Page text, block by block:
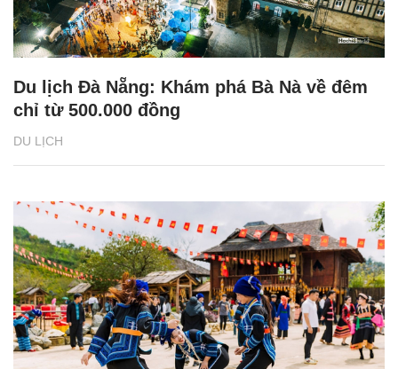
DU LỊCH
Du lịch Đà Nẵng: Khám phá Bà Nà về đêm
chỉ từ 500.000 đồng